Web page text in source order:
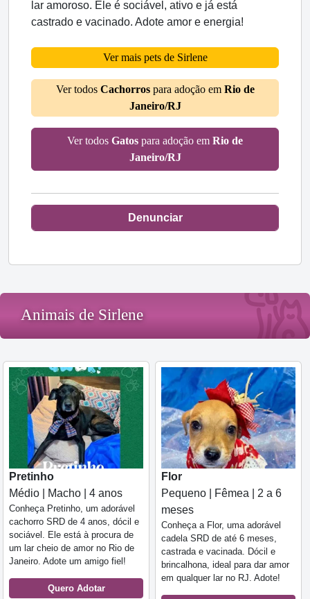
lar amoroso. Ele é sociável, ativo e já está
castrado e vacinado. Adote amor e energia!
Ver mais pets de Sirlene
Ver todos Cachorrospara adoção em Rio de
Janeiro/RJ
Ver todos Gatos para adoção em Rio de
Janeiro/RJ
Denunciar
Animais de Sirlene
Pretinho
Médio | Macho | 4 anos
Conheça Pretinho, um adorável
cachorro SRD de 4 anos, dócil e
sociável. Ele está à procura de
um lar cheio de amor no Rio de
Janeiro. Adote um amigo fiel!
Quero Adotar
Flor
Pequeno | Fêmea | 2 a 6
meses
Conheça a Flor, uma adorável
cadela SRD de até 6 meses,
castrada e vacinada. Dócil e
brincalhona, ideal para dar amor
em qualquer lar no RJ. Adote!